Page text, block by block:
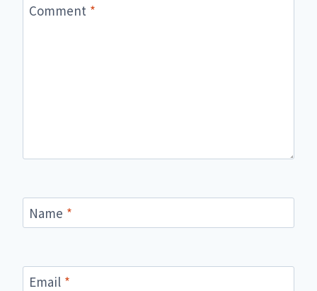
Comment *
Name *
Email *